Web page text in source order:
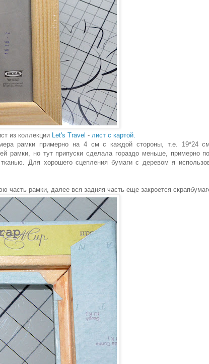
из коллекции Let's Travel - лист с картой.
рамки примерно на 4 см с каждой стороны, т.е. 19*24
рамки, но тут припуски сделала гораздо меньше, примерно
Для хорошего сцепления бумаги с деревом я
часть рамки, далее вся задняя часть еще закроется